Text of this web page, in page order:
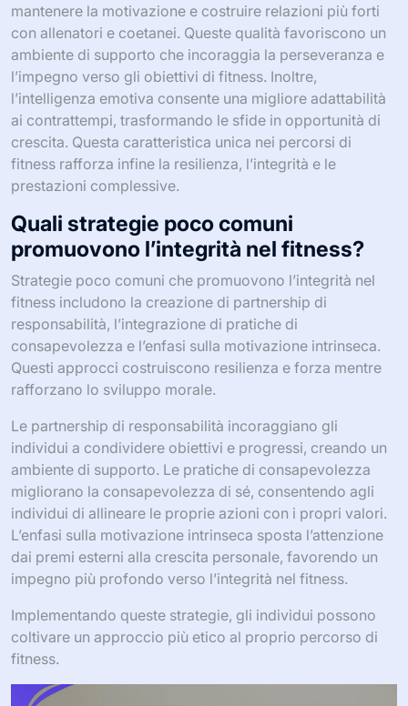
mantenere la motivazione e costruire relazioni più forti
con allenatori e coetanei. Queste qualità favoriscono un
ambiente di supporto che incoraggia la perseveranza e
l’impegno verso gli obiettivi di fitness. Inoltre,
l’intelligenza emotiva consente una migliore adattabilità
ai contrattempi, trasformando le sfide in opportunità di
crescita. Questa caratteristica unica nei percorsi di
fitness rafforza infine la resilienza, l’integrità e le
prestazioni complessive.
Quali strategie poco comuni
promuovono l’integrità nel fitness?
Strategie poco comuni che promuovono l’integrità nel
fitness includono la creazione di partnership di
responsabilità, l’integrazione di pratiche di
consapevolezza e l’enfasi sulla motivazione intrinseca.
Questi approcci costruiscono resilienza e forza mentre
rafforzano lo sviluppo morale.
Le partnership di responsabilità incoraggiano gli
individui a condividere obiettivi e progressi, creando un
ambiente di supporto. Le pratiche di consapevolezza
migliorano la consapevolezza di sé, consentendo agli
individui di allineare le proprie azioni con i propri valori.
L’enfasi sulla motivazione intrinseca sposta l’attenzione
dai premi esterni alla crescita personale, favorendo un
impegno più profondo verso l’integrità nel fitness.
Implementando queste strategie, gli individui possono
coltivare un approccio più etico al proprio percorso di
fitness.